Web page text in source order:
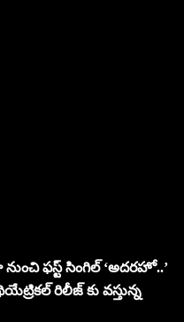
ఫస్ట్ సింగిల్ ‘అదరహో..’
రిలీజ్ కు వస్తున్న